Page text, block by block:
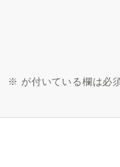
※ が付いている欄は必